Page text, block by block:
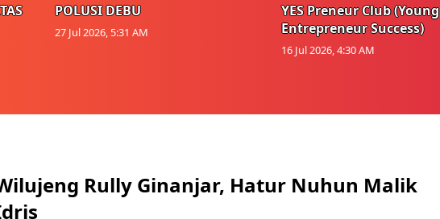
POLUSI DEBU
27 Jul 2026, 5:31 AM
YES Preneur Club (Young
Entrepreneur Success)
16 Jul 2026, 4:30 AM
Rully Ginanjar, Hatur Nuhun Malik